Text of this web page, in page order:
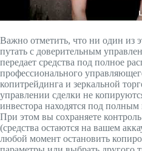
Важно отметить, что ни один из
путать с доверительным
передает средства под полное
профессионального
копитрейдинга и зеркальной
управлении сделки не
инвестора находятся под полным
При этом вы сохраняете
(средства остаются на вашем
любой момент остановить